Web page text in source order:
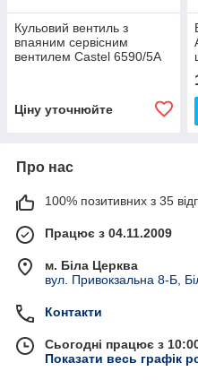
Кульовий вентиль з
впаяним сервісним
вентилем Castel 6590/5A
Ціну уточнюйте
Про нас
100% позитивних з 35
Працює з 04.11.2009
м. Біла Церква
вул. Привокзальна 8-Б,
Контакти
Сьогодні працює з
Показати весь графік